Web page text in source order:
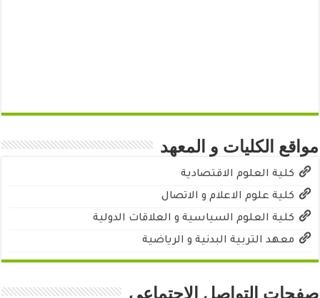
مواقع الكليات و المعهد
كلية العلوم الاقتصادية
كلية علوم الاعلام و الاتصال
كلية العلوم السياسية و العلاقات الدولية
معهد التربية البدنية و الرياضية
صفحات التواصل الاجتماعي